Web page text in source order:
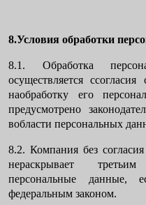
8.Условия обработки
8.1. Обработка
осуществляется
наобработку его
предусмотрено
вобласти персональных
8.2. Компания без
нераскрывает
персональные данные,
федеральным законом.